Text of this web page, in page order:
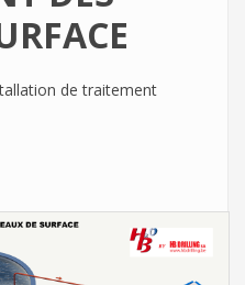
de traitement